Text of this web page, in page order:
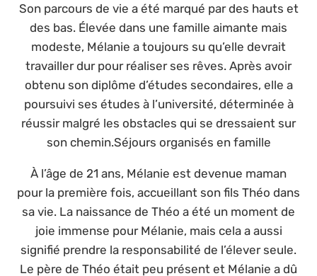
Son parcours de vie a été marqué par des hauts et
des bas. Élevée dans une famille aimante mais
modeste, Mélanie a toujours su qu’elle devrait
travailler dur pour réaliser ses rêves. Après avoir
obtenu son diplôme d’études secondaires, elle a
poursuivi ses études à l’université, déterminée à
réussir malgré les obstacles qui se dressaient sur
son chemin.Séjours organisés en famille
À l’âge de 21 ans, Mélanie est devenue maman
pour la première fois, accueillant son fils Théo dans
sa vie. La naissance de Théo a été un moment de
joie immense pour Mélanie, mais cela a aussi
signifié prendre la responsabilité de l’élever seule.
Le père de Théo était peu présent et Mélanie a dû